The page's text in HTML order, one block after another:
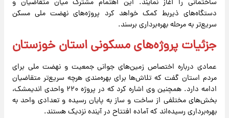
ساختمانی را آغاز نمایند. این اهتمام مشترک میان متقاضیان و
دستگاه‌های ذیربط کمک خواهد کرد پروژه‌های نهضت ملی مسکن
سریع‌تر به مرحله بهره‌برداری برسند.
جزئیات پروژه‌های مسکونی استان خوزستان
عمادی درباره اختصاص زمین‌های جوانی جمعیت و نهضت ملی برای
مردم استان گفت که تلاش‌ها برای بهره‌مندی هرچه سریع‌تر متقاضیان
ادامه دارد. همچنین وی اشاره کرد که در پروژه ۲۲۰ واحدی اندیمشک،
بخش‌های مختلفی از ساخت و ساز به پایان رسیده و تعدادی واحد به
بهره‌برداری رسیده‌اند که آماده افتتاح در آینده نزدیک هستند.